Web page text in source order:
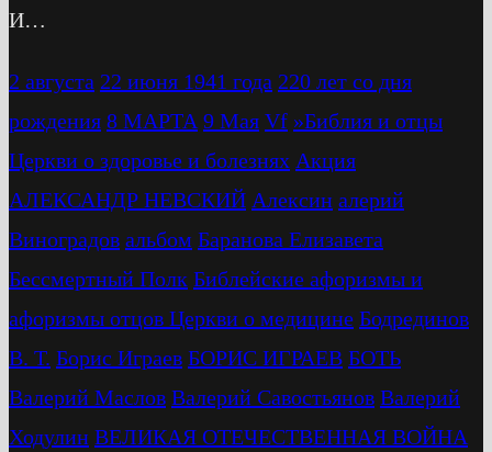
И…
2 августа 22 июня 1941 года 220 лет со дня
рождения 8 МАРТА 9 Мая Vf »Библия и отцы
Церкви о здоровье и болезнях Акция
АЛЕКСАНДР НЕВСКИЙ Алексин алерий
Виноградов альбом Баранова Елизавета
Бессмертный Полк Библейские афоризмы и
афоризмы отцов Церкви о медицине Бодрединов
В. Т. Бориc Играев БОРИС ИГРАЕВ БОТЬ
Валерий Маслов Валерий Савостьянов Валерий
Ходулин ВЕЛИКАЯ ОТЕЧЕСТВЕННАЯ ВОЙНА